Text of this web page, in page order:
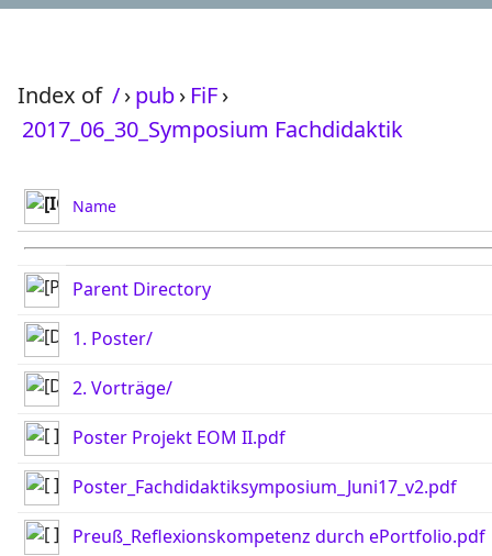
Index of /›pub› FiF›
2017_06_30_Symposium Fachdidaktik
Name
Parent Directory
1. Poster/
2. Vorträge/
Poster Projekt EOM II.pdf
Poster_Fachdidaktiksymposium_Juni17_v2.pdf
Preuß_Reflexionskompetenz durch ePortfolio.pdf